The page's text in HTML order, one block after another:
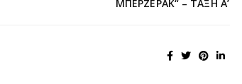
ΜΠΕΡΖΕΡΆΚ“ – ΤΆΞΗ Α’